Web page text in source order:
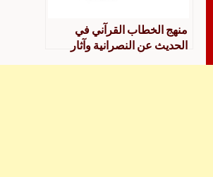
منهج الخطاب القرآني في
الحديث عن النصرانية وآثار